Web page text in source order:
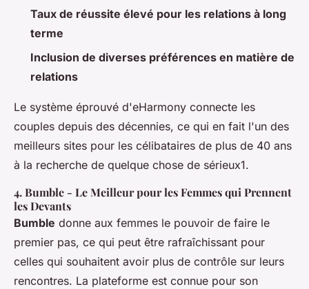
Taux de réussite élevé pour les relations à long
terme
Inclusion de diverses préférences en matière de
relations
Le système éprouvé d'eHarmony connecte les
couples depuis des décennies, ce qui en fait l'un des
meilleurs sites pour les célibataires de plus de 40 ans
à la recherche de quelque chose de sérieux1.
4.Bumble - Le Meilleur pour les Femmes qui Prennent
les Devants
Bumble donne aux femmes le pouvoir de faire le
premier pas, ce qui peut être rafraîchissant pour
celles qui souhaitent avoir plus de contrôle sur leurs
rencontres. La plateforme est connue pour son